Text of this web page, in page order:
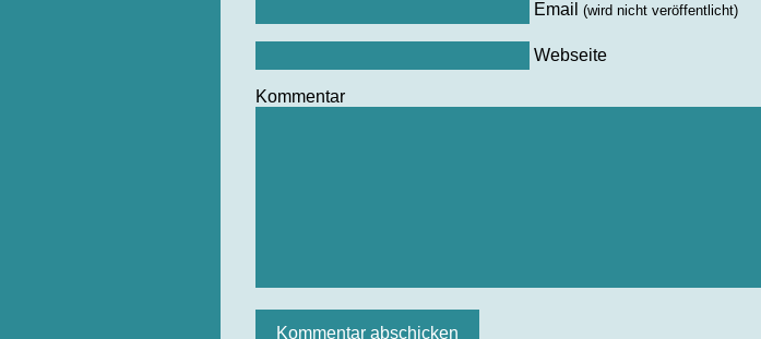
Email (wird nicht veröffentlicht)
Webseite
Kommentar